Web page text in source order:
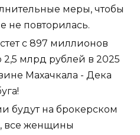
меры, чтобы
не повторилась.
с 897 миллионов
2,5 млрд рублей в 2025
Махачкала - Дека
будут на брокерском
все женщины